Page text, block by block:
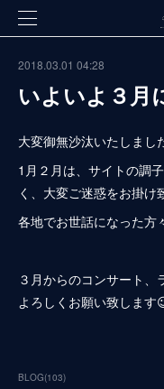
2018.03.01 04:28
いよいよ３月
大変御無沙汰いたしまし
1月２月は、サイトの調
く、大変ご迷惑をお掛け
各地でお世話になった方
３月からのコンサート
よろしくお願い致します
BLOG(103)